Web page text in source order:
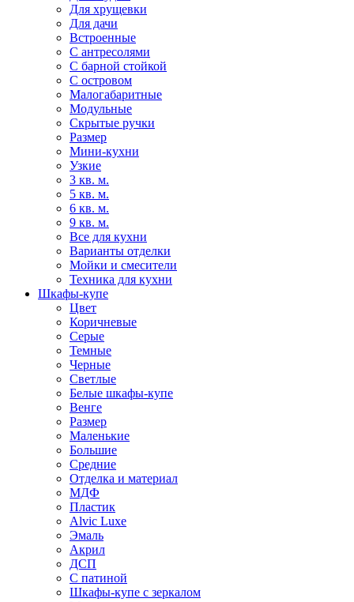
Для хрущевки
Для дачи
Встроенные
С антресолями
С барной стойкой
С островом
Малогабаритные
Модульные
Скрытые ручки
Размер
Мини-кухни
Узкие
3 кв. м.
5 кв. м.
6 кв. м.
9 кв. м.
Все для кухни
Варианты отделки
Мойки и смесители
Техника для кухни
Шкафы-купе
Цвет
Коричневые
Серые
Темные
Черные
Светлые
Белые шкафы-купе
Венге
Размер
Маленькие
Большие
Средние
Отделка и материал
МДФ
Пластик
Alvic Luxe
Эмаль
Акрил
ДСП
С патиной
Шкафы-купе с зеркалом